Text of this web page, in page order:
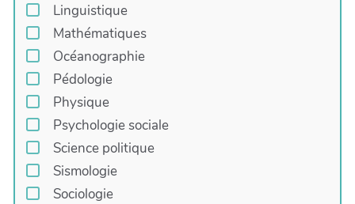
Linguistique
Mathématiques
Océanographie
Pédologie
Physique
Psychologie sociale
Science politique
Sismologie
Sociologie